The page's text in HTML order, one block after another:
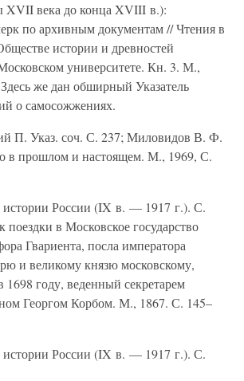
XVII века до конца XVIII в.):
по архивным документам // Чтения в
истории и древностей
университете. Кн. 3. М.,
же дан обширный Указатель
о самосожжениях.
П. Указ. соч. С. 237; Миловидов В. Ф.
в прошлом и настоящем. М., 1969, С.
России (IX в. — 1917 г.). С.
поездки в Московское государство
Гвариента, посла императора
и великому князю московскому,
году, веденный секретарем
Георгом Корбом. М., 1867. С. 145–
России (IX в. — 1917 г.). С.